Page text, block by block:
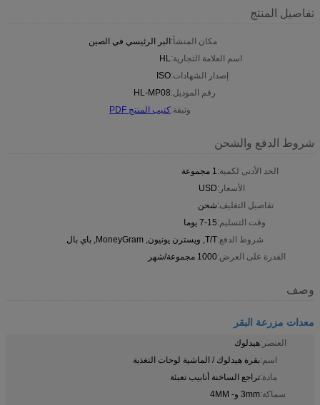
تفاصيل المنتج
مكان المنشأ:البر الرئيسي في الصين
اسم العلامة التجارية:HL
إصدار الشهادات:ISO
رقم الموديل:HL-MP08
وثيقة:كتيب المنتج PDF
شروط الدفع والشحن
الحد الأدنى لكمية:1 مجموعة
الأسعار:USD
تفاصيل التغليف:شحن
وقت التسليم:7-15 يوما
شروط الدفع:T/T, ويسترن يونيون, MoneyGram, باي بال
القدرة على العرض:1000 مجموعة/شهر
وصف
معدات مزرعة البقر
العنصر:هيدلوك
اسم:بقرة هيدلوك / الماشية لوحات التغذية
مادة:تراجع الساخنة أنابيب تعبئة
سماكة:3mm و- 4MM